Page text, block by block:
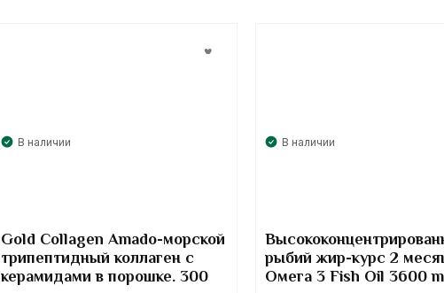
В наличии
Gold Collagen Amado-морской
трипептидный коллаген с
керамидами в порошке. 300
В наличии
рыбий жир-курс 2
Омега 3 Fish Oil 3600